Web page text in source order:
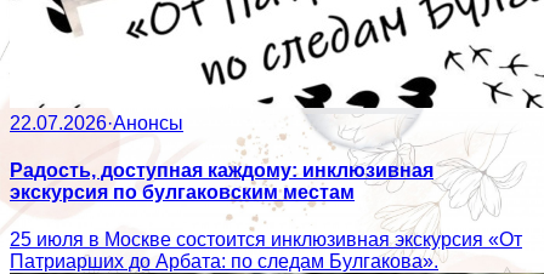
22.07.2026·Анонсы
Радость, доступная каждому: инклюзивная
экскурсия по булгаковским местам
25 июля в Москве состоится инклюзивная экскурсия «От
Патриарших до Арбата: по следам Булгакова».